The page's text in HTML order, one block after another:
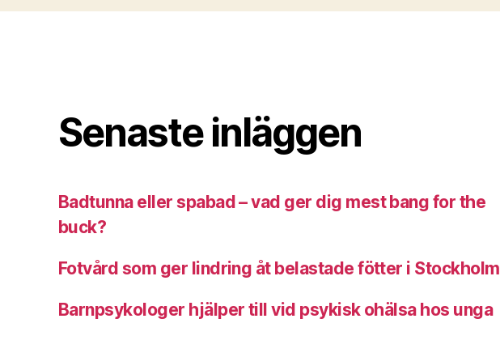
Senaste inläggen
Badtunna eller spabad – vad ger dig mest bang for the
buck?
Fotvård som ger lindring åt belastade fötter i Stockholm
Barnpsykologer hjälper till vid psykisk ohälsa hos unga